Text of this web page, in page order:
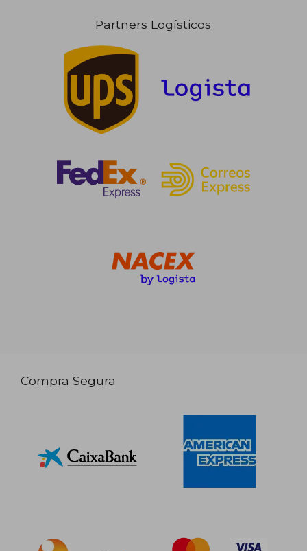
Partners Logísticos
Compra Segura